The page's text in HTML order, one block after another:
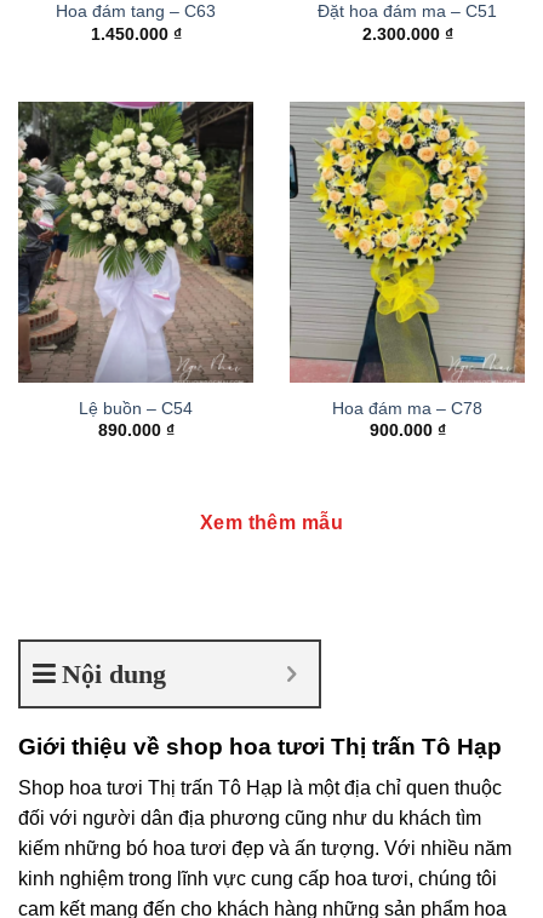
Hoa đám tang – C63
1.450.000 ₫
Đặt hoa đám ma – C51
2.300.000 ₫
Lệ buồn – C54
890.000 ₫
Hoa đám ma – C78
900.000 ₫
Xem thêm mẫu
Nội dung
Giới thiệu về shop hoa tươi Thị trấn Tô Hạp
Shop hoa tươi Thị trấn Tô Hạp là một địa chỉ quen thuộc
đối với người dân địa phương cũng như du khách tìm
kiếm những bó hoa tươi đẹp và ấn tượng. Với nhiều năm
kinh nghiệm trong lĩnh vực cung cấp hoa tươi, chúng tôi
cam kết mang đến cho khách hàng những sản phẩm hoa